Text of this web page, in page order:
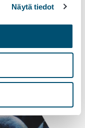
Näytä tiedot